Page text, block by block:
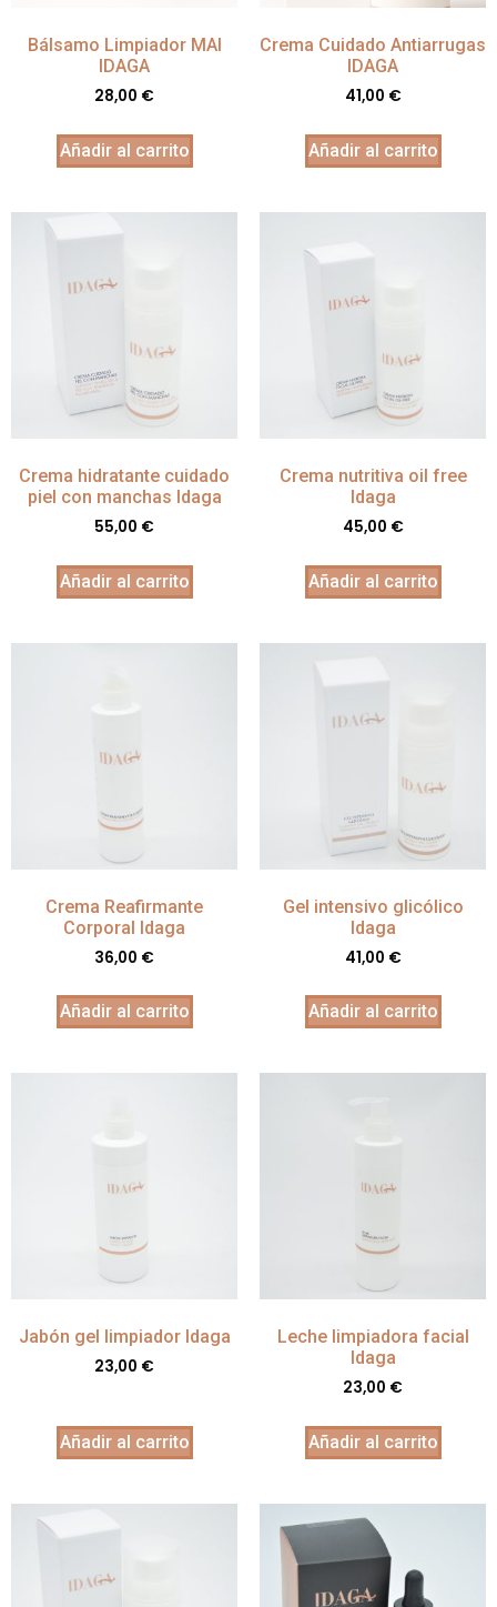
Bálsamo Limpiador MAI
IDAGA
28,00 €
Añadir al carrito
Crema Cuidado Antiarrugas
IDAGA
41,00 €
Añadir al carrito
Crema hidratante cuidado
piel con manchas Idaga
55,00 €
Añadir al carrito
Crema nutritiva oil free
Idaga
45,00 €
Añadir al carrito
Crema Reafirmante
Corporal Idaga
36,00 €
Añadir al carrito
Gel intensivo glicólico
Idaga
41,00 €
Añadir al carrito
Jabón gel limpiador Idaga
23,00 €
Añadir al carrito
Leche limpiadora facial
Idaga
23,00 €
Añadir al carrito